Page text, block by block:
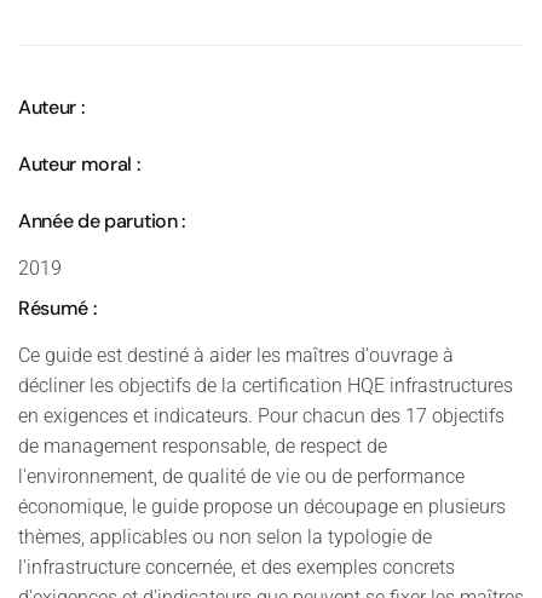
Auteur :
Auteur moral :
Année de parution :
2019
Résumé :
Ce guide est destiné à aider les maîtres d'ouvrage à
décliner les objectifs de la certification HQE infrastructures
en exigences et indicateurs. Pour chacun des 17 objectifs
de management responsable, de respect de
l'environnement, de qualité de vie ou de performance
économique, le guide propose un découpage en plusieurs
thèmes, applicables ou non selon la typologie de
l'infrastructure concernée, et des exemples concrets